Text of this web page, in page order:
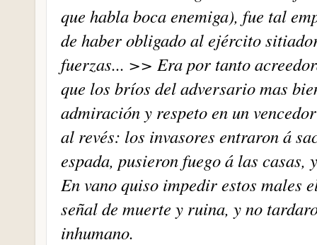
que habla boca enemiga), fue tal
de haber obligado al ejército
fuerzas... >> Era por tanto
que los bríos del adversario mas
admiración y respeto en un
al revés: los invasores entraron á
espada, pusieron fuego á las
En vano quiso impedir estos males
señal de muerte y ruina, y no
inhumano.